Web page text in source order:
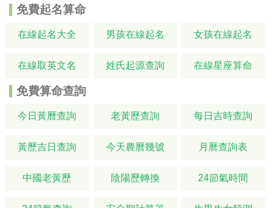
免費起名算命
在線起名大全 男孩在線起名 女孩在線起名
在線取英文名 姓氏起源查詢 在線星座算命
免費算命查詢
今日黃曆查詢 老黃歷查詢 每日吉時查詢
黃歷吉日查詢 今天農曆幾號 月曆查詢表
中國老黃歷 陰陽歷轉換 24節氣時間